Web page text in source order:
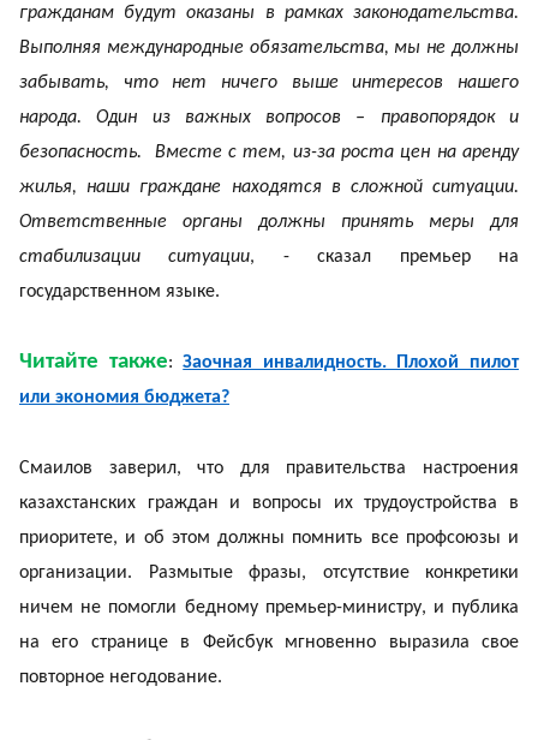
гражданам будут оказаны в рамках законодательства.
Выполняя международные обязательства, мы не должны
забывать, что нет ничего выше интересов нашего
народа. Один из важных вопросов – правопорядок и
безопасность. Вместе с тем, из-за роста цен на аренду
жилья, наши граждане находятся в сложной ситуации.
Ответственные органы должны принять меры для
стабилизации ситуации, - сказал премьер на
государственном языке.
Читайте также:Заочная инвалидность. Плохой пилот
или экономия бюджета?
Смаилов заверил, что для правительства настроения
казахстанских граждан и вопросы их трудоустройства в
приоритете, и об этом должны помнить все профсоюзы и
организации. Размытые фразы, отсутствие конкретики
ничем не помогли бедному премьер-министру, и публика
на его странице в Фейсбук мгновенно выразила свое
повторное негодование.